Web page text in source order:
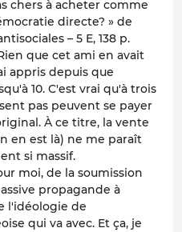
chers à acheter comme
directe? » de
– 5 E, 138 p.
que cet ami en avait
appris depuis que
10. C'est vrai qu'à trois
pas peuvent se payer
À ce titre, la vente
en est là) ne me paraît
si massif.
moi, de la soumission
propagande à
l'idéologie de
qui va avec. Et ça, je